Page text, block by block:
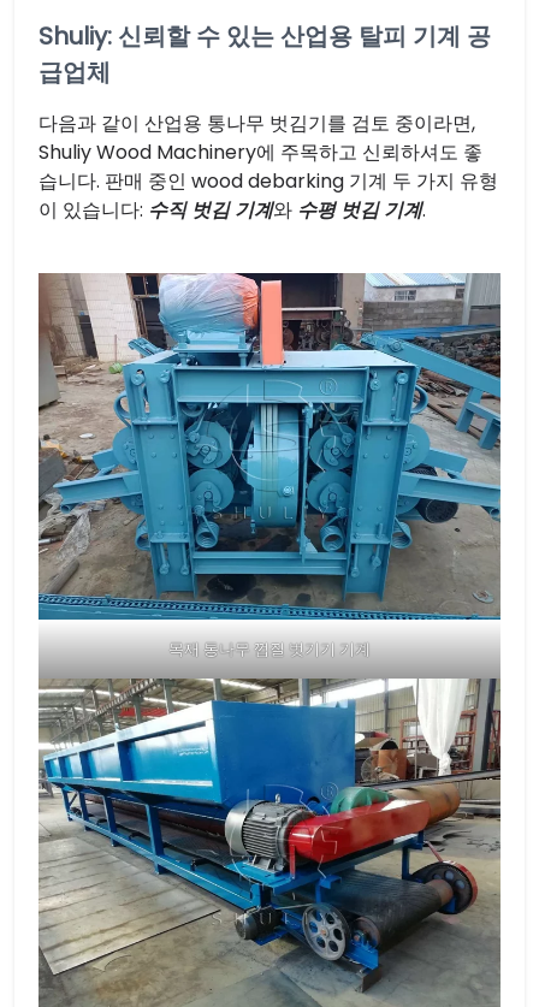
Shuliy: 신뢰할 수 있는 산업용 탈피 기계 공
급업체
다음과 같이 산업용 통나무 벗김기를 검토 중이라면,
Shuliy Wood Machinery에 주목하고 신뢰하셔도 좋
습니다. 판매 중인 wood debarking 기계 두 가지 유형
이 있습니다: 수직 벗김 기계와 수평 벗김 기계.
목재 통나무 껍질 벗기기 기계